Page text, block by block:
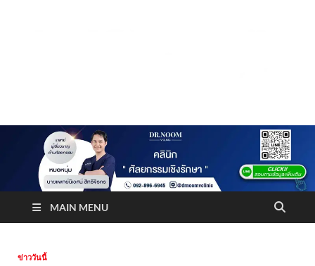
Truststoreonline
MAIN MENU
ข่าววันนี้